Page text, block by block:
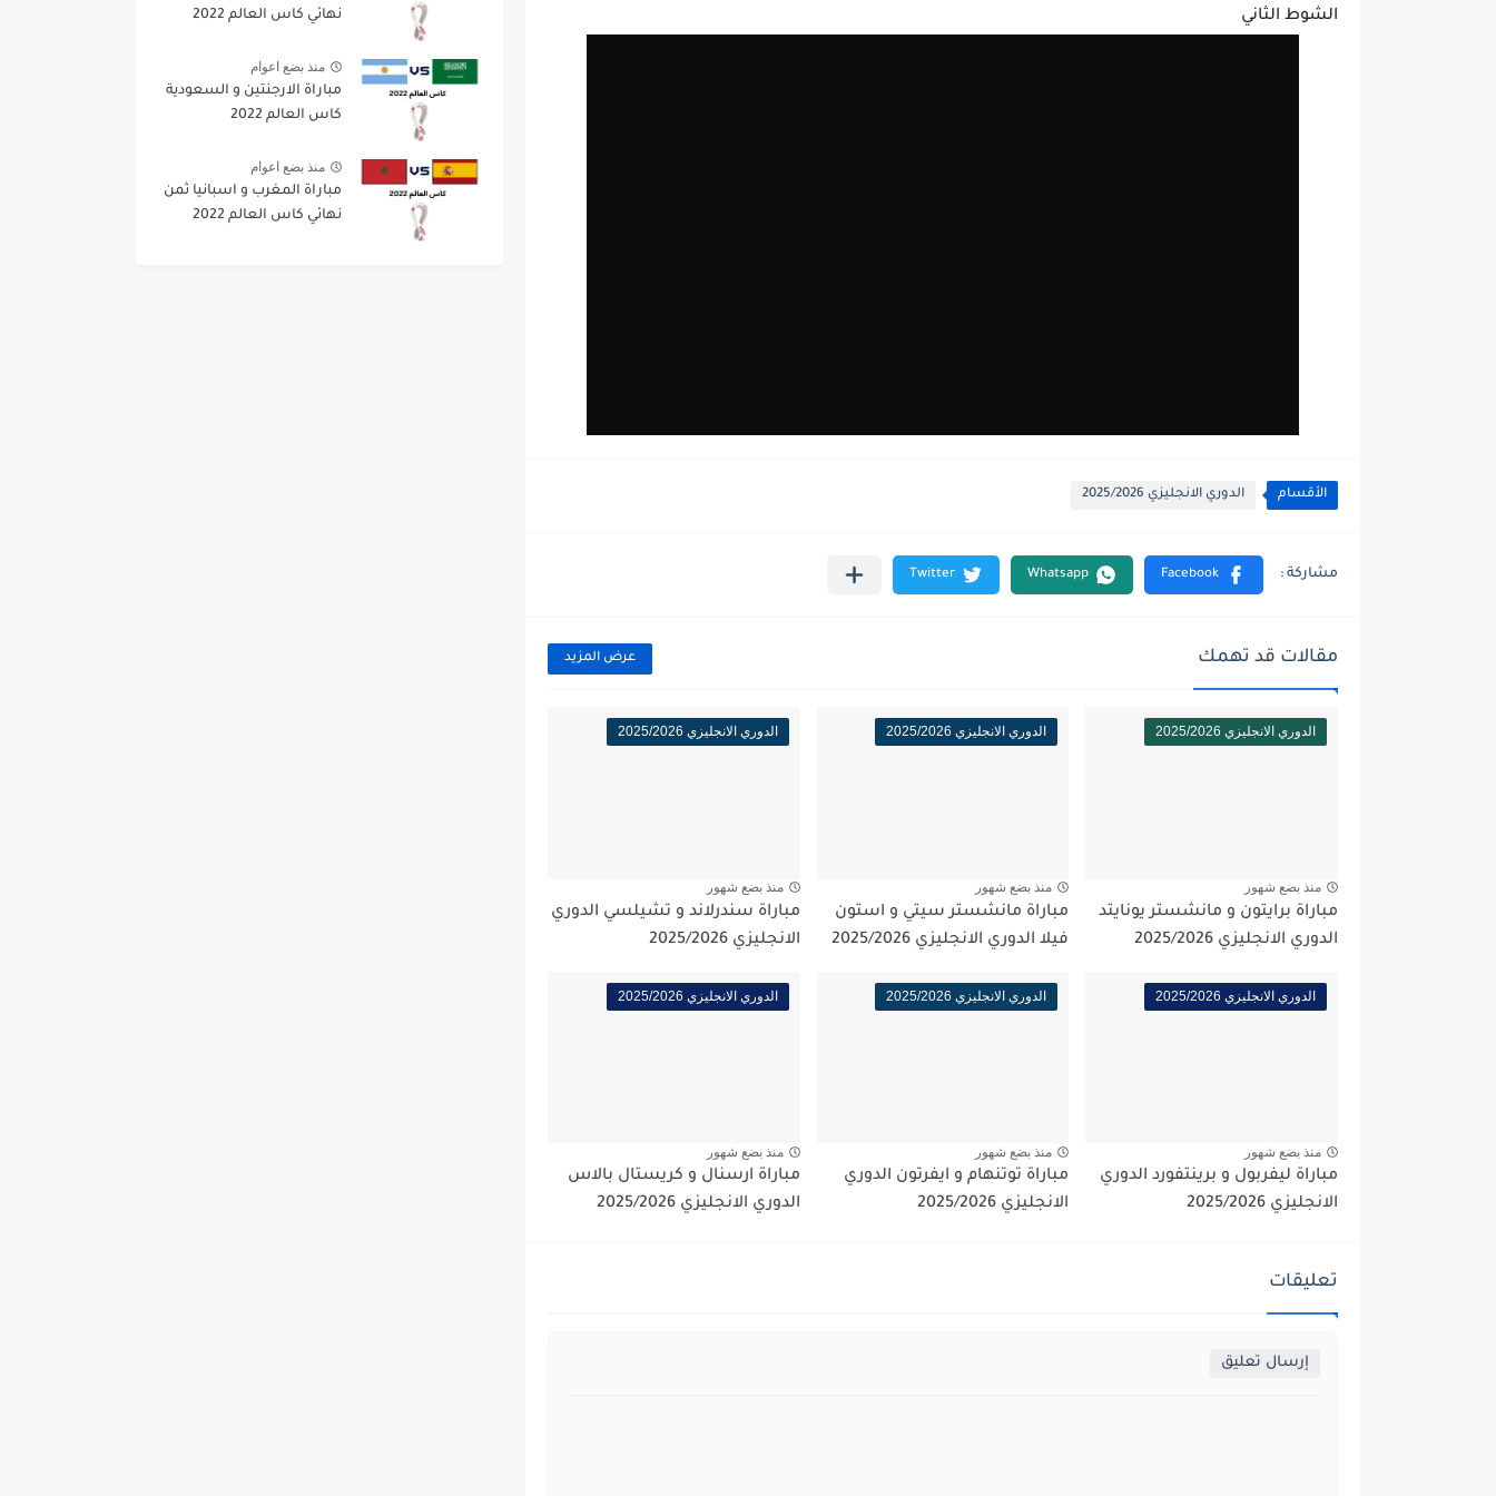
الشوط الثاني
الأقسام الدوري الانجليزي 2025/2026
مقالات قد تهمك عرض المزيد
الدوري الانجليزي 2025/2026
منذ بضع شهور
مباراة برايتون و مانشستر يونايتد
الدوري الانجليزي 2025/2026
الدوري الانجليزي 2025/2026
منذ بضع شهور
مباراة مانشستر سيتي و استون
فيلا الدوري الانجليزي 2025/2026
الدوري الانجليزي 2025/2026
منذ بضع شهور
مباراة سندرلاند و تشيلسي الدوري
الانجليزي 2025/2026
الدوري الانجليزي 2025/2026
منذ بضع شهور
مباراة ليفربول و برينتفورد الدوري
الانجليزي 2025/2026
الدوري الانجليزي 2025/2026
منذ بضع شهور
مباراة توتنهام و ايفرتون الدوري
الانجليزي 2025/2026
الدوري الانجليزي 2025/2026
منذ بضع شهور
مباراة ارسنال و كريستال بالاس
الدوري الانجليزي 2025/2026
تعليقات
إرسال تعليق
نهائي كاس العالم 2022
منذ بضع اعوام
مباراة الارجنتين و السعودية
كاس العالم 2022
منذ بضع اعوام
مباراة المغرب و اسبانيا ثمن
نهائي كاس العالم 2022